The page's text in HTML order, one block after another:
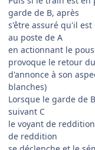
garde de B, après
s'être assuré qu'il
au poste de A
en actionnant le
provoque le retour
d'annonce à son
blanches)
Lorsque le garde de
suivant C
le voyant de
de reddition